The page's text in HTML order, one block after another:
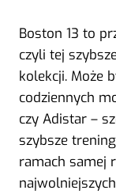
Boston 13 to
czyli tej
kolekcji. Może
codziennych
czy Adistar –
szybsze
ramach samej